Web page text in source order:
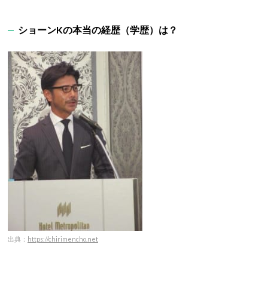
ショーンKの本当の経歴（学歴）は？
出典： https://chirimencho.net